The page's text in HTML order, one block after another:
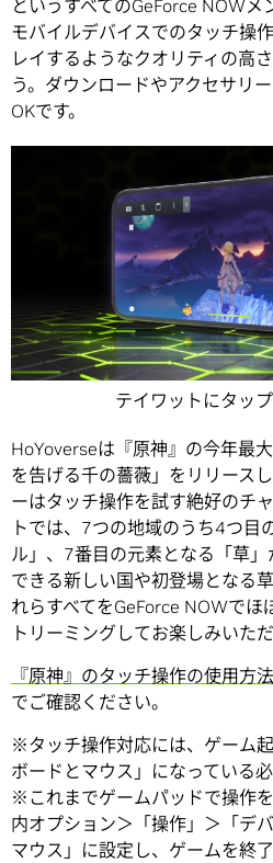
というすべてのGeForce NOWメ
モバイルデバイスでのタッチ操
レイするようなクオリティの高
う。ダウンロードやアクセサリ
OKです。
テイワットにタッ
HoYoverseは『原神』の今年最
を告げる千の薔薇」をリリース
ーはタッチ操作を試す絶好のチ
トでは、7つの地域のうち4つ目
ル」、7番目の元素となる「草
できる新しい国や初登場となる
れらすべてをGeForce NOWでほ
トリーミングしてお楽しみいただ
『原神』のタッチ操作の使用方
でご確認ください。
※タッチ操作対応には、ゲーム
ボードとマウス」になっている必
※これまでゲームパッドで操作
内オプション＞「操作」＞「デ
マウス」に設定し、ゲームを終